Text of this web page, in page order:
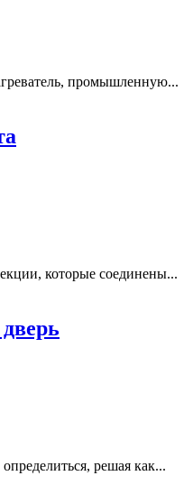
промышленную...
которые соединены...
решая как...